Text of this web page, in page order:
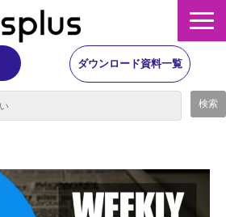
ダウンロード資料一覧
イベント・レポート